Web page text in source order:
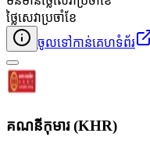
ថ្លៃសេវាប្រចាំខែ
ចូលទៅកាន់គេហទំព័រ
គណនីកុមារ (KHR)